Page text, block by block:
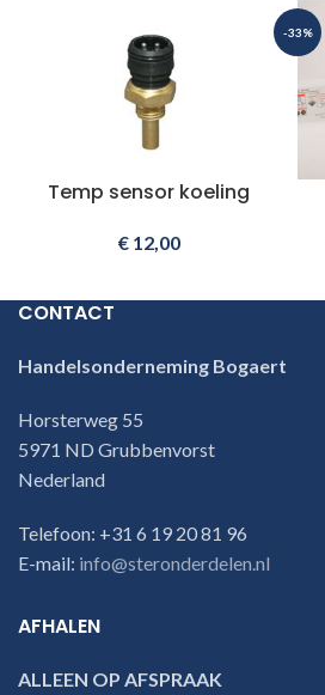
Temp sensor koeling
€12,00
-33%
CONTACT
Handelsonderneming Bogaert
Horsterweg 55
5971 ND Grubbenvorst
Nederland
Telefoon: +31 6 19 20 81 96
E-mail: info@steronderdelen.nl
AFHALEN
ALLEEN OP AFSPRAAK